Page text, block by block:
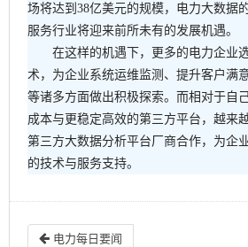
场将达到38亿美元的规模，电力大数据
服务行业将迎来前所未有的发展机遇。
在这样的机遇下，更多的电力企业
术，为企业系统运维监测、提升客户满
等诸多方面做出积极探索。而相对于自
成本与更稳定高效的第三方平台，越来
第三方大数据分析平台厂商合作，为企
的技术与服务支持。
电力每日要闻